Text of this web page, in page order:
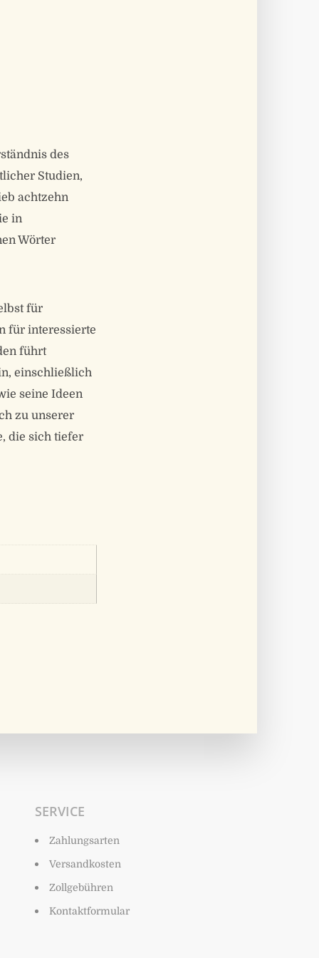
des
Studien,
achtzehn
in
Wörter
für
für interessierte
führt
einschließlich
seine Ideen
zu unserer
die sich tiefer
SERVICE
Zahlungsarten
Versandkosten
Zollgebühren
Kontaktformular